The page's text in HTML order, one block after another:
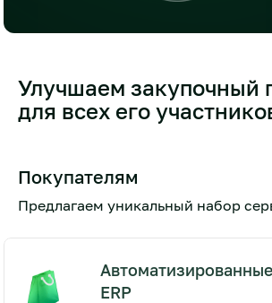
Улучшаем закупочный
для всех его
Покупателям
Предлагаем уникальный набор
ERP